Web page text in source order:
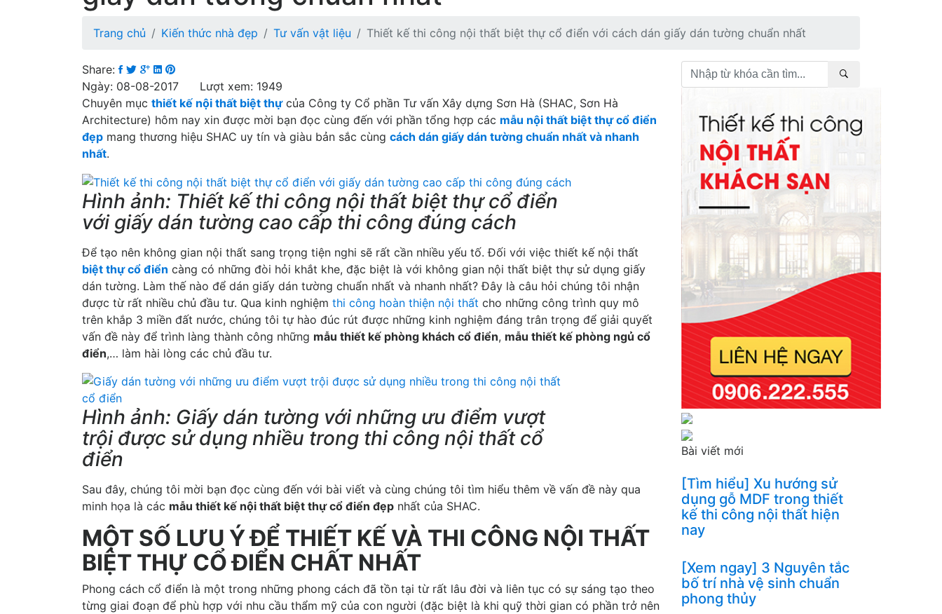
Trang chủ Kiến thức nhà đẹp Tư vấn vật liệu Thiết kế thi công nội thất biệt thự cổ điển với cách dán giấy dán tường chuẩn nhất
Share:
Ngày: 08-08-2017 Lượt xem: 1949
Chuyên mục thiết kế nội thất biệt thựcủa Công ty Cổ phần Tư vấn Xây dựng Sơn Hà (SHAC, Sơn Hà
Architecture) hôm nay xin được mời bạn đọc cùng đến với phần tổng hợp các mẫu nội thất biệt thự cổ điển
đẹp mang thương hiệu SHAC uy tín và giàu bản sắc cùng cách dán giấy dán tường chuẩn nhất và nhanh
nhất.
Hình ảnh: Thiết kế thi công nội thất biệt thự cổ điển
với giấy dán tường cao cấp thi công đúng cách
Để tạo nên không gian nội thất sang trọng tiện nghi sẽ rất cần nhiều yếu tố. Đối với việc thiết kế nội thất
biệt thự cổ điển càng có những đòi hỏi khắt khe, đặc biệt là với không gian nội thất biệt thự sử dụng giấy
dán tường. Làm thế nào để dán giấy dán tường chuẩn nhất và nhanh nhất? Đây là câu hỏi chúng tôi nhận
được từ rất nhiều chủ đầu tư. Qua kinh nghiệm thi công hoàn thiện nội thất cho những công trình quy mô
trên khắp 3 miền đất nước, chúng tôi tự hào đúc rút được những kinh nghiệm đáng trân trọng để giải quyết
vấn đề này để trình làng thành công những mẫu thiết kế phòng khách cổ điển, mẫu thiết kế phòng ngủ cổ
điển,… làm hài lòng các chủ đầu tư.
Hình ảnh: Giấy dán tường với những ưu điểm vượt
trội được sử dụng nhiều trong thi công nội thất cổ
điển
Sau đây, chúng tôi mời bạn đọc cùng đến với bài viết và cùng chúng tôi tìm hiểu thêm về vấn đề này qua
minh họa là các mẫu thiết kế nội thất biệt thự cổ điển đẹp nhất của SHAC.
MỘT SỐ LƯU Ý ĐỂ THIẾT KẾ VÀ THI CÔNG NỘI THẤT
BIỆT THỰ CỔ ĐIỂN CHẤT NHẤT
Phong cách cổ điển là một trong những phong cách đã tồn tại từ rất lâu đời và liên tục có sự sáng tạo theo
từng giai đoạn để phù hợp với nhu cầu thẩm mỹ của con người (đặc biệt là khi quỹ thời gian có phần trở nên
Bài viết mới
[Tìm hiểu] Xu hướng sử
dụng gỗ MDF trong thiết
kế thi công nội thất hiện
nay
[Xem ngay] 3 Nguyên tắc
bố trí nhà vệ sinh chuẩn
phong thủy